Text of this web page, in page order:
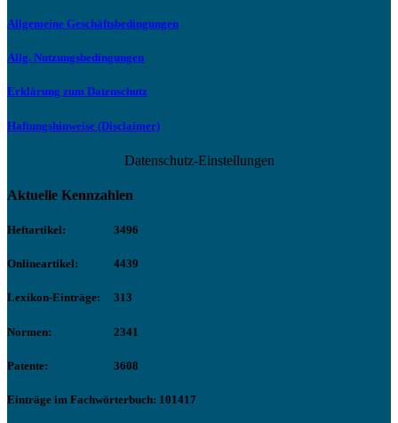
Allgemeine Geschäftsbedingungen
Allg. Nutzungsbedingungen
Erklärung zum Datenschutz
Haftungshinweise (Disclaimer)
Datenschutz-Einstellungen
Aktuelle Kennzahlen
Heftartikel: 3496
Onlineartikel: 4439
Lexikon-Einträge: 313
Normen: 2341
Patente: 3608
Einträge im Fachwörterbuch: 101417